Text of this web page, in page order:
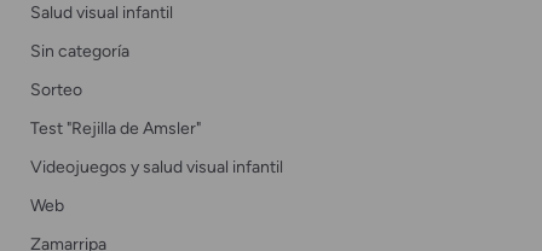
Salud visual infantil
Sin categoría
Sorteo
Test "Rejilla de Amsler"
Videojuegos y salud visual infantil
Web
Zamarripa